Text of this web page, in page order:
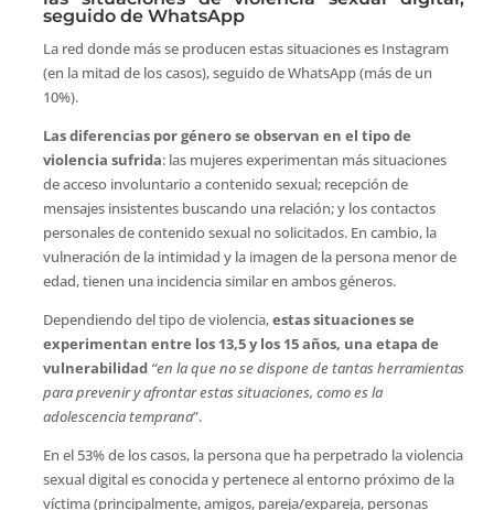
seguido de WhatsApp
La red donde más se producen estas situaciones es Instagram
(en la mitad de los casos), seguido de WhatsApp (más de un
10%).
Las diferencias por género se observan en el tipo de
violencia sufrida: las mujeres experimentan más situaciones
de acceso involuntario a contenido sexual; recepción de
mensajes insistentes buscando una relación; y los contactos
personales de contenido sexual no solicitados. En cambio, la
vulneración de la intimidad y la imagen de la persona menor de
edad, tienen una incidencia similar en ambos géneros.
Dependiendo del tipo de violencia,estas situaciones se
experimentan entre los 13,5 y los 15 años, una etapa de
vulnerabilidad “en la que no se dispone de tantas herramientas
para prevenir y afrontar estas situaciones, como es la
adolescencia temprana”.
En el 53% de los casos, la persona que ha perpetrado la violencia
sexual digital es conocida y pertenece al entorno próximo de la
víctima (principalmente, amigos, pareja/expareja, personas